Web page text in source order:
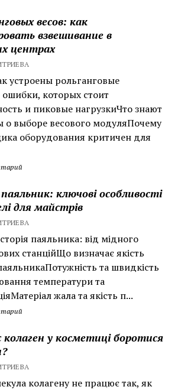
весов: как
взвешивание в
центрах
устроены рольганговые
которых стоит
и пиковые нагрузкиЧто знают
о выборе весового модуляПочему
оборудования критичен для
ключові особливості
для майстрів
паяльника: від мідного
станційЩо визначає якість
та швидкість
температури та
жала та якість п...
у косметиці боротися
колагену не працює так, як